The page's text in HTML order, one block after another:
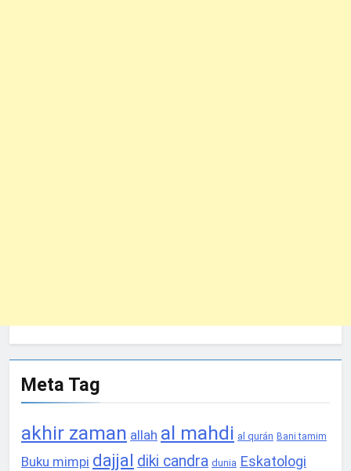
Meta Tag
akhir zaman allah al mahdi al qurán Bani tamim
Buku mimpi dajjal diki candra dunia Eskatologi